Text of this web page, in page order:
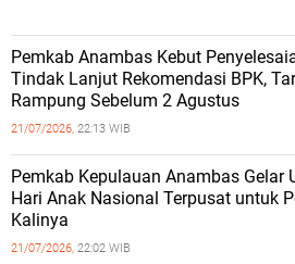
Pemkab Anambas Kebut
Tindak Lanjut Rekomendasi BPK,
Rampung Sebelum 2 Agustus
21/07/2026, 22:13 WIB
Pemkab Kepulauan Anambas Gelar
Hari Anak Nasional Terpusat untuk
Kalinya
21/07/2026, 22:02 WIB